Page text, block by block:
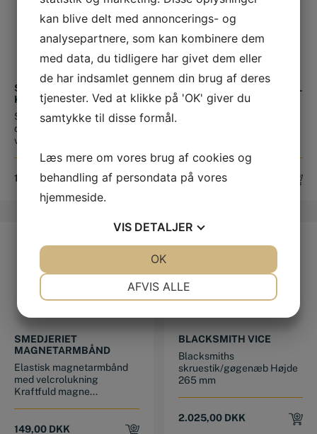
SILVERBACK X SERIES
KØLEPASTA
Silverbacks kølepasta er
designet til at maximere dit
værk...
189,00DKK
KONTROLMÅL 23 MM TIL
ISLÆNDERSKO
69,00DKK
SMEDJERIET
MAGNETARMBÅND
Elastisk magnetarmbånd
med velcrolukning
Kraftfuld magne...
149,00 DKK
BLACKSMITH VICE
Blacksmiths
skruestik/gøgenæb Højde
265 mm
2.025,00 DKK
kan blive delt med annoncerings- og
analysepartnere, som kan kombinere dem
med data, du tidligere har givet dem eller
de har indsamlet gennem din brug af deres
tjenester. Ved at klikke på 'OK' giver du
samtykke til disse formål.
Læs mere om vores brug af cookies og
behandling af persondata på vores
hjemmeside.
VIS DETALJER
AFVIS ALLE
OK